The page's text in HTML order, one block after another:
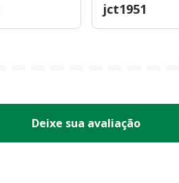
jct1951
Deixe sua avaliação